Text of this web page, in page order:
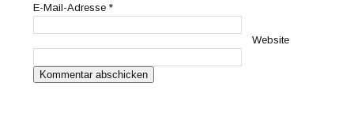
E-Mail-Adresse*
Website